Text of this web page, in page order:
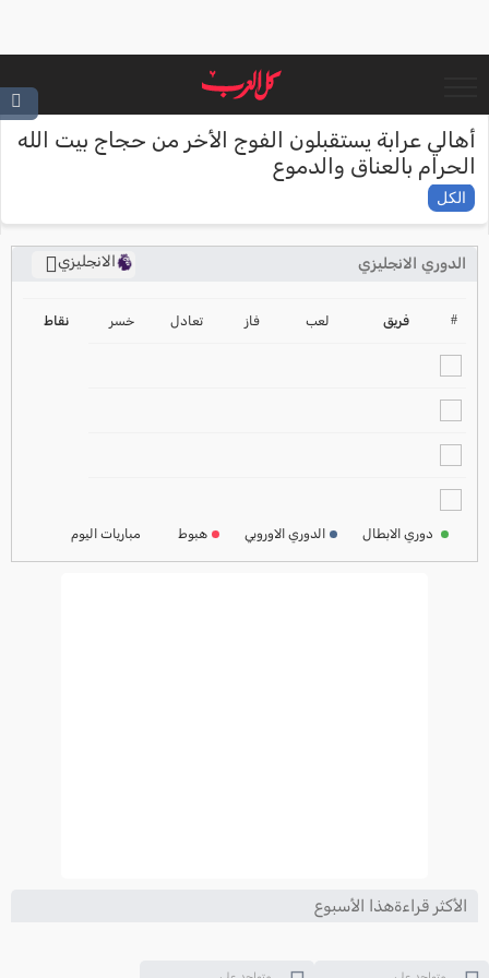
الأكثر قراءةهذا الأسبوع
أهالي عرابة يستقبلون الفوج الأخر من حجاج بيت الله
الحرام بالعناق والدموع
الكل
الدوري الانجليزي
الانجليزي
2024-2025
ترتيب الدوري الايطالي
# فريق لعب فاز تعادل خسر نقاط
دوري الابطال الدوري الاوروبي هبوط مباريات اليوم